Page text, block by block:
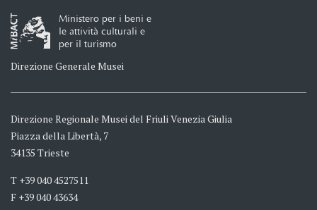
Ministero per i beni e
le attività culturali e
per il turismo
Direzione Generale Musei
Direzione Regionale Musei del Friuli Venezia Giulia
Piazza della Libertà, 7
34135 Trieste
T +39 040 4527511
F +39 040 43634